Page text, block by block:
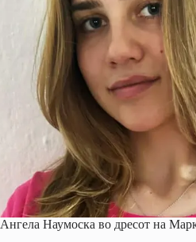
Ангела Наумоска во дресот на